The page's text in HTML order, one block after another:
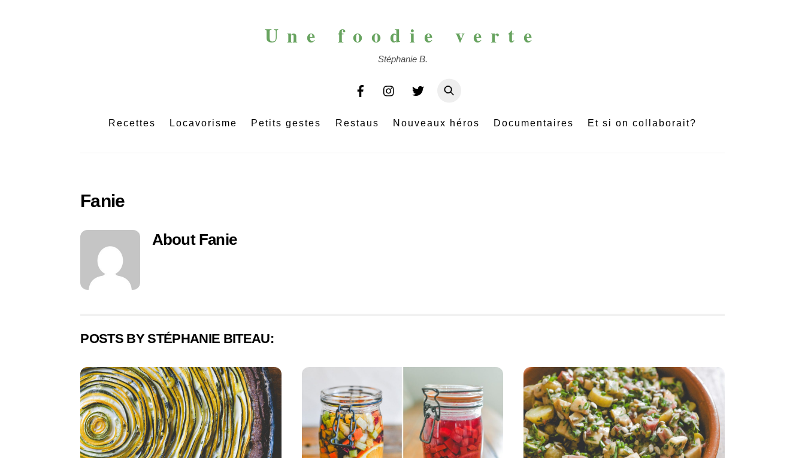
Une foodie verte
Stéphanie B.
Recettes Locavorisme Petits gestes Restaus Nouveaux héros Documentaires Et si on collaborait?
Fanie
About Fanie
POSTS BY STÉPHANIE BITEAU: